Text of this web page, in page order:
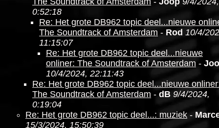
0:52:18
Re: Het grote DB962 topic deel...nieuwe
The Soundtrack of Amsterdam - Rod 10/4/
11:15:07
Re: Het grote DB962 topic deel...nieuwe
onliner: The Soundtrack of Amsterdam -
10/4/2024, 22:11:43
Re: Het grote DB962 topic deel...nieuwe
The Soundtrack of Amsterdam - dB 9/4/2024,
0:19:04
Re: Het grote DB962 topic deel...: muziek -
15/3/2024, 15:50:39